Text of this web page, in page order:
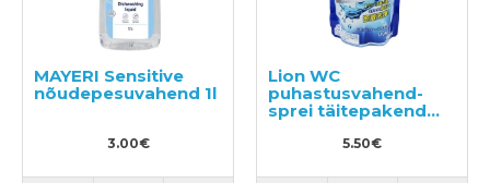
MAYERI Sensitive
nõudepesuvahend 1l
3.00€
Lion WC
puhastusvahend-
sprei täitepakend
5.50€